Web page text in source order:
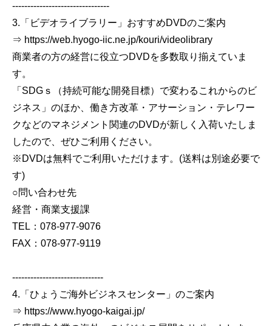
--------------------------------
3.「ビデオライブラリー」おすすめDVDのご案内
⇒ https://web.hyogo-iic.ne.jp/kouri/videolibrary
商業者の方の経営に役立つDVDを多数取り揃えていま
す。
「SDGｓ（持続可能な開発目標）で変わるこれからのビ
ジネス」のほか、働き方改革・アサーション・テレワー
クなどのマネジメント関連のDVDが新しく入荷いたしま
したので、ぜひご利用ください。
※DVDは無料でご利用いただけます。(送料は別途必要で
す)
○問い合わせ先
経営・商業支援課
TEL：078-977-9076
FAX：078-977-9119
------------------------------
4.「ひょうご海外ビジネスセンター」のご案内
⇒ https://www.hyogo-kaigai.jp/